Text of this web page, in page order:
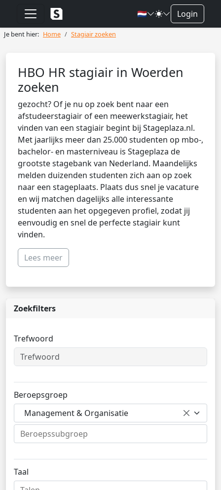
🇳🇱 Login
Je bent hier: Home Stagiair zoeken
HBO HR stagiair in Woerden
zoeken
gezocht? Of je nu op zoek bent naar een
afstudeerstagiair of een meewerkstagiair, het
vinden van een stagiair begint bij Stageplaza.nl.
Met jaarlijks meer dan 25.000 studenten op mbo-,
bachelor- en masterniveau is Stageplaza de
grootste stagebank van Nederland. Maandelijks
melden duizenden studenten zich aan op zoek
naar een stageplaats. Plaats dus snel je vacature
en wij matchen dagelijks alle interessante
studenten aan het opgegeven profiel, zodat jij
eenvoudig en snel de perfecte stagiair kunt
vinden.
Lees meer
Zoekfilters
Trefwoord
Beroepsgroep
Management & Organisatie
Taal